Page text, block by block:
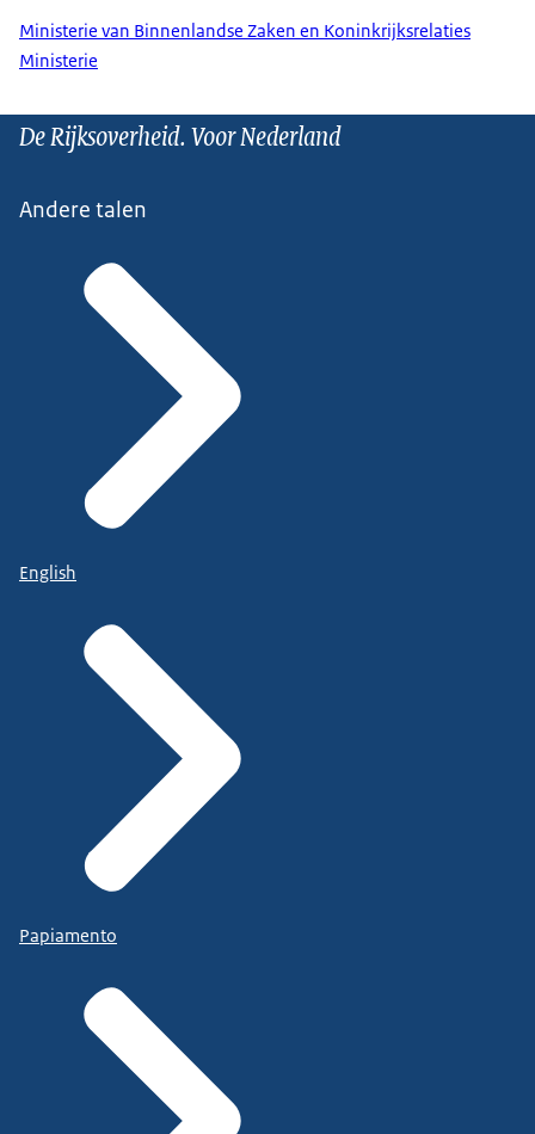
Ministerie van Binnenlandse Zaken en Koninkrijksrelaties
Ministerie
De Rijksoverheid. Voor Nederland
Andere talen
English
Papiamento